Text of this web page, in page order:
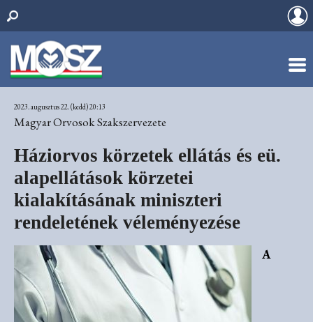
2023. augusztus 22. (kedd) 20:13
Magyar Orvosok Szakszervezete
Háziorvos körzetek ellátás és eü.
alapellátások körzetei
kialakításának miniszteri
rendeletének véleményezése
A